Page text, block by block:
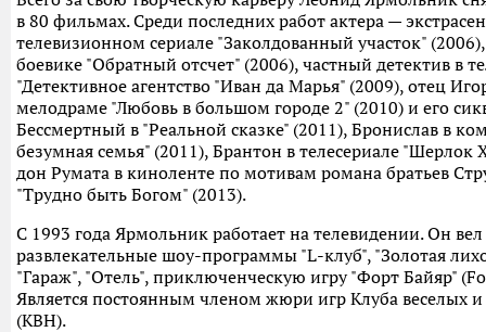
в 80 фильмах. Среди последних работ актера —
телевизионном сериале "Заколдованный участок"
боевике "Обратный отсчет" (2006), частный детектив в
"Детективное агентство "Иван да Марья" (2009), отец
мелодраме "Любовь в большом городе 2" (2010) и его
Бессмертный в "Реальной сказке" (2011), Бронислав в
безумная семья" (2011), Брантон в телесериале "Шерлок
дон Румата в киноленте по мотивам романа братьев
"Трудно быть Богом" (2013).
С 1993 года Ярмольник работает на телевидении. Он вел
развлекательные шоу-программы "L-клуб", "Золотая
"Гараж", "Отель", приключенческую игру "Форт Байяр"
Является постоянным членом жюри игр Клуба веселых
(КВН).